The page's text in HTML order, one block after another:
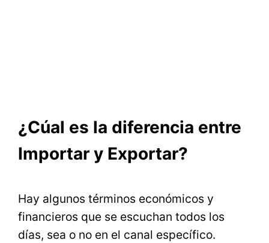
¿Cúal es la diferencia entre
Importar y Exportar?
Hay algunos términos económicos y
financieros que se escuchan todos los
días, sea o no en el canal específico.